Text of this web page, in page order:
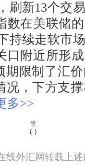
新13个交易
数在美联储
持续走软市
口附近所形
期限制了汇
况，下方支
多>>
赞
( )
线外汇网转载上